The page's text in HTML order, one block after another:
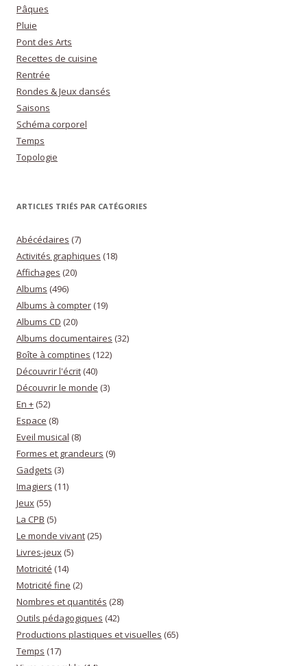
Pâques
Pluie
Pont des Arts
Recettes de cuisine
Rentrée
Rondes & Jeux dansés
Saisons
Schéma corporel
Temps
Topologie
ARTICLES TRIÉS PAR CATÉGORIES
Abécédaires (7)
Activités graphiques (18)
Affichages (20)
Albums (496)
Albums à compter (19)
Albums CD (20)
Albums documentaires (32)
Boîte à comptines (122)
Découvrir l'écrit (40)
Découvrir le monde (3)
En + (52)
Espace (8)
Eveil musical (8)
Formes et grandeurs (9)
Gadgets (3)
Imagiers (11)
Jeux (55)
La CPB (5)
Le monde vivant (25)
Livres-jeux (5)
Motricité (14)
Motricité fine (2)
Nombres et quantités (28)
Outils pédagogiques (42)
Productions plastiques et visuelles (65)
Temps (17)